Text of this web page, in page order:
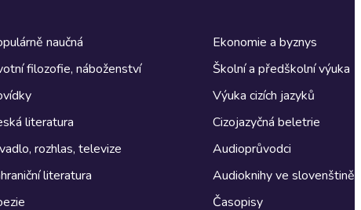
naučná
filozofie, náboženství
literatura
rozhlas, televize
literatura
Ekonomie a byznys
Školní a předškolní výuka
Výuka cizích jazyků
Cizojazyčná beletrie
Audioprůvodci
Audioknihy ve slovenštině
Časopisy